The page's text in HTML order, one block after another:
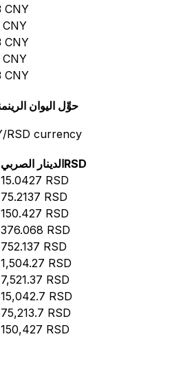
CNY
CNY
CNY
CNY
CNY
حوِّل اليوان
RSD currency
الدينار الصربيRSD
15.0427 RSD
75.2137 RSD
150.427 RSD
376.068 RSD
752.137 RSD
1,504.27 RSD
7,521.37 RSD
15,042.7 RSD
75,213.7 RSD
150,427 RSD